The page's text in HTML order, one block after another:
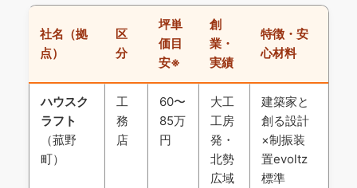
社名（拠
点）
区
分
坪単
価目
安※
創
業・
実績
特徴・安
心材料
ハウスク
ラフト
（菰野
町）
工
務
店
60〜
85万
円
大工
工房
発・
北勢
広域
建築家と
創る設計
×制振装
置evoltz
標準